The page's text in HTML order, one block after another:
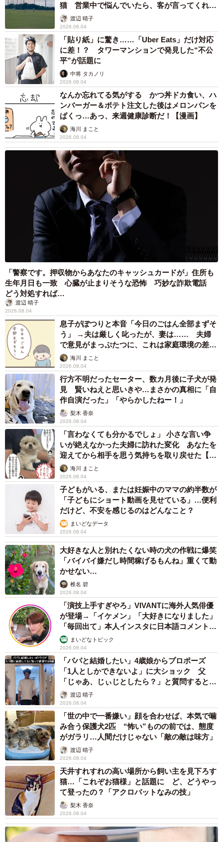
猫 営業中で悩んでいたら、客が言ってくれた
のは？渡辺 晴子
2026.08.04
「貼り紙」に驚き……「Uber Eats」だけ対応
に差！？ タワーマンションで発見した“不公
平”が話題に
中将 タカノリ
2026.08.04
なんか忘れてる気がする かつ丼ドカ食い、ハ
ンバーガー＆ポテト注文した後はメロンパンを
ぱくっ…あっ、来週健康診断だ！【漫画】
海川 まこと
2026.08.04
「警察です。押収物からあなたのキャッシュカードが」住所も
生年月日も一致 心臓が止まりそうな恐怖 巧妙な詐欺電話
どう対処すれば…
渡辺 晴子
2026.08.04
息子がぽつりと本音「今日のごはん全部まずそ
う」 →夫は厳しく叱ったが、妻は…… 夫婦
で意見がまっぷたつに、これは家庭環境の差？
【漫画】
海川 まこと
2026.08.04
行方不明だったセーター、数カ月後に子犬が発
見 賢いねえと思いきや…まさかの真相に「自
作自演だった」「やらかしたねー！」
梨木 香奈
2026.08.04
「言わなくても分かるでしょ」 小さな言い争
いが絶えなかった夫婦に訪れた変化 あなたを
迎えてから相手を思う気持ちを取り戻せた【漫
画】海川 まこと
2026.08.04
子どもがいる、または妊娠中のママの約半数が
「子どもにショート動画を見せている」…便利
だけど、不安を感じるのはどんなこと？
まいどなデータ
2026.08.04
大好きな人と別れたくない時の犬の作戦に爆笑
「バイバイ嫌だし時間稼げるもんね」重くて動
かせない…
椎名 碧
2026.08.04
「演技上手すぎやろ」VIVANTに海外人気俳優
が登場→「イケメン」「大好きになりました」
「毎回出て」本人インスタに日本語コメント
続々まいどなトピック
2026.08.04
「パパと結婚したい」4歳娘からプロポーズ
「1人としかできないよ」に大ショック 父
「じゃあ、じぃじとしたら？」と質問すると…
渡辺 晴子
2026.08.04
「世の中で一番嫌い」顔を合わせば、本気で噛
み合う保護犬2匹 “怖い”ものの前では、態度
がガラリ…人間だけじゃない「敵の敵は味方」
渡辺 晴子
2026.08.04
天井すれすれの高い場所から飼い主を見下ろす
猫…「これぞお猫様」と話題に ど、どうやっ
て登ったの？「アクロバットなみの技」
梨木 香奈
2026.08.04